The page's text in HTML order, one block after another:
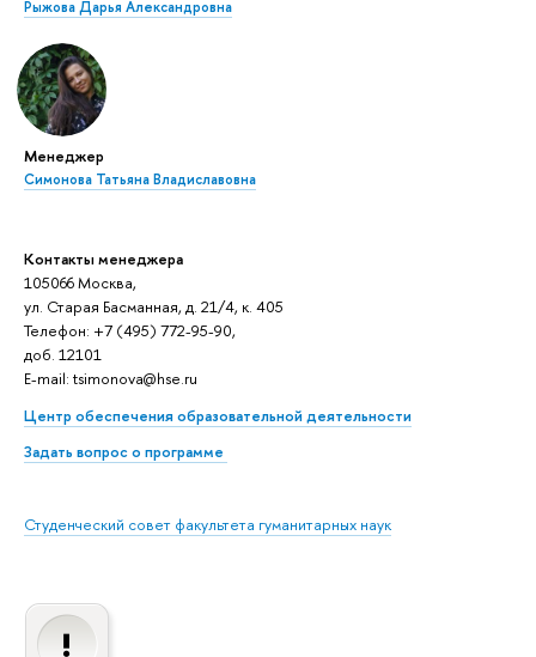
Рыжова Дарья Александровна
Менеджер
Симонова Татьяна Владиславовна
Контакты менеджера
105066 Москва,
ул. Старая Басманная, д. 21/4, к. 405
Телефон: +7 (495) 772-95-90,
доб. 12101
E-mail: tsimonova@hse.ru
Центр обеспечения образовательной деятельности
Задать вопрос о программе
Студенческий совет факультета гуманитарных наук